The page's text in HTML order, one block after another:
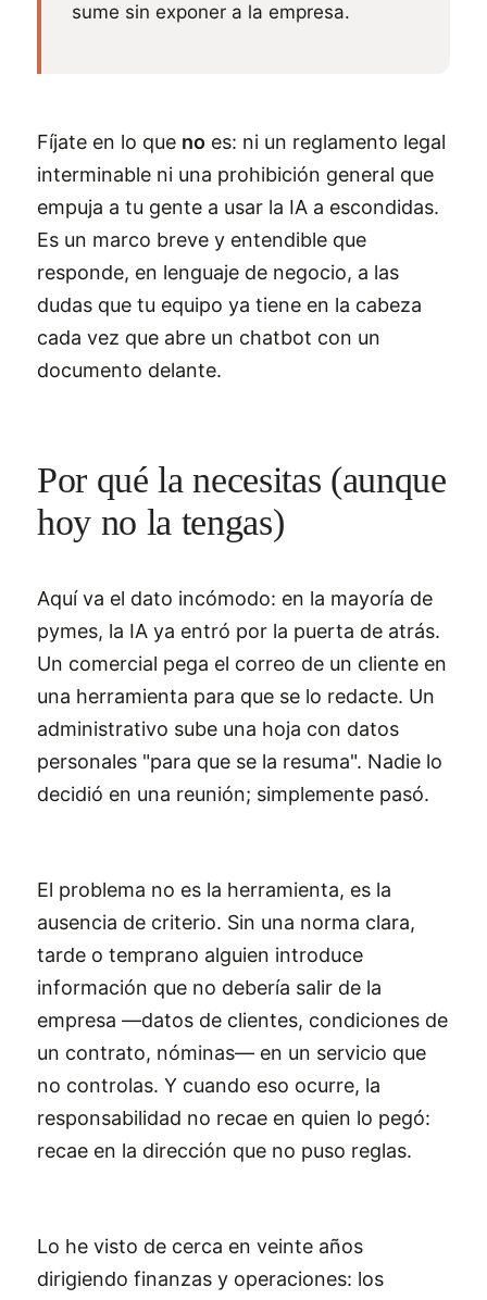
sume sin exponer a la empresa.
Fíjate en lo que no es: ni un reglamento legal
interminable ni una prohibición general que
empuja a tu gente a usar la IA a escondidas.
Es un marco breve y entendible que
responde, en lenguaje de negocio, a las
dudas que tu equipo ya tiene en la cabeza
cada vez que abre un chatbot con un
documento delante.
Por qué la necesitas (aunque
hoy no la tengas)
Aquí va el dato incómodo: en la mayoría de
pymes, la IA ya entró por la puerta de atrás.
Un comercial pega el correo de un cliente en
una herramienta para que se lo redacte. Un
administrativo sube una hoja con datos
personales "para que se la resuma". Nadie lo
decidió en una reunión; simplemente pasó.
El problema no es la herramienta, es la
ausencia de criterio. Sin una norma clara,
tarde o temprano alguien introduce
información que no debería salir de la
empresa —datos de clientes, condiciones de
un contrato, nóminas— en un servicio que
no controlas. Y cuando eso ocurre, la
responsabilidad no recae en quien lo pegó:
recae en la dirección que no puso reglas.
Lo he visto de cerca en veinte años
dirigiendo finanzas y operaciones: los